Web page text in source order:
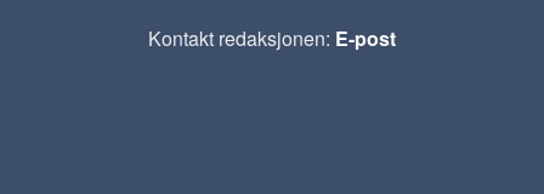
Kontakt redaksjonen: E-post